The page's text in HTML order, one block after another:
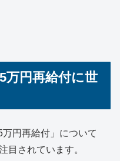
万円再給付に世
円再給付」について
目されています。